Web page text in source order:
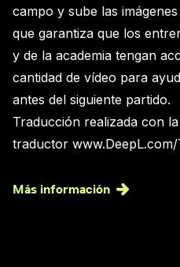
campo y sube las
que garantiza que los
y de la academia tengan
cantidad de vídeo para
antes del siguiente partido.
Traducción realizada con
traductor
Más información